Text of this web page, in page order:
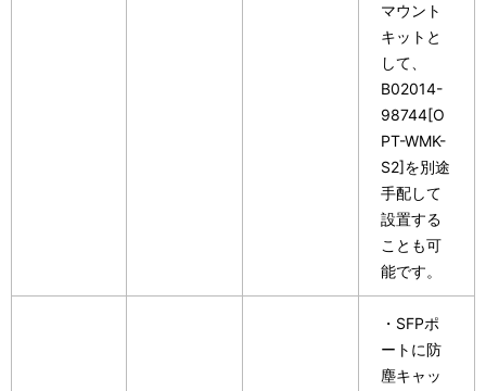
マウント
キットと
して、
B02014-
98744[O
PT-WMK-
S2]を別途
手配して
設置する
ことも可
能です。
・SFPポ
ートに防
塵キャッ